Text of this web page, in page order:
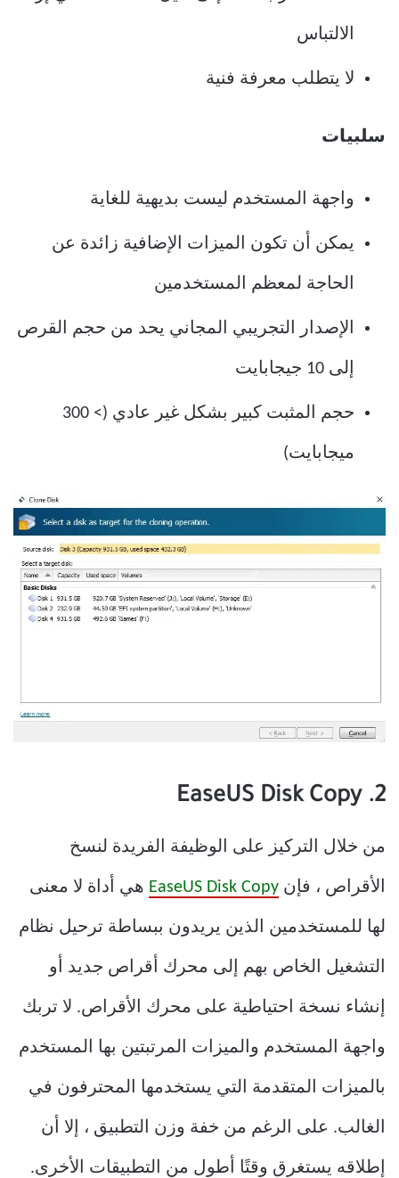
الالتباس
لا يتطلب معرفة فنية
سلبيات
واجهة المستخدم ليست بديهية للغاية
يمكن أن تكون الميزات الإضافية زائدة عن
الحاجة لمعظم المستخدمين
الإصدار التجريبي المجاني يحد من حجم القرص
إلى 10 جيجابايت
حجم المثبت كبير بشكل غير عادي (> 300
ميجابايت)
2. EaseUS Disk Copy
من خلال التركيز على الوظيفة الفريدة لنسخ
الأقراص ، فإن EaseUS Disk Copy هي أداة لا معنى
لها للمستخدمين الذين يريدون ببساطة ترحيل نظام
التشغيل الخاص بهم إلى محرك أقراص جديد أو
إنشاء نسخة احتياطية على محرك الأقراص. لا تربك
واجهة المستخدم والميزات المرتبتين بها المستخدم
بالميزات المتقدمة التي يستخدمها المحترفون في
الغالب. على الرغم من خفة وزن التطبيق ، إلا أن
إطلاقه يستغرق وقتًا أطول من التطبيقات الأخرى.